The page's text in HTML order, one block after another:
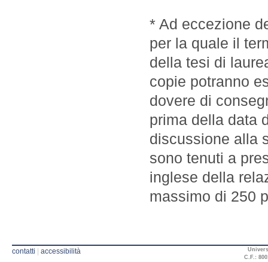
* Ad eccezione
per la quale il
della tesi di
copie potranno
dovere di
prima della data
discussione alla
sono tenuti a
inglese della
massimo di 250
contatti accessibilità
C.F.: